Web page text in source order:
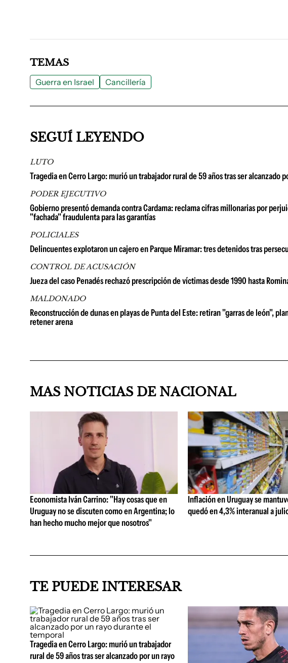
TEMAS
Guerra en Israel Cancillería
SEGUÍ LEYENDO
LUTO
Tragedia en Cerro Largo: murió un trabajador rural de 59 años tras ser alcanzado
PODER EJECUTIVO
Gobierno presentó demanda contra Cardama: reclama cifras millonarias por
"fachada" fraudulenta para las garantías
POLICIALES
Delincuentes explotaron un cajero en Parque Miramar: tres detenidos tras
CONTROL DE ACUSACIÓN
Jueza del caso Penadés rechazó prescripción de víctimas desde 1990 hasta
MALDONADO
Reconstrucción de dunas en playas de Punta del Este: retiran "garras de león",
retener arena
MAS NOTICIAS DE NACIONAL
Economista Iván Carrino: "Hay cosas que en
Uruguay no se discuten como en Argentina; lo
han hecho mucho mejor que nosotros"
Inflación en Uruguay se
quedó en 4,3% interanual a
TE PUEDE INTERESAR
Tragedia en Cerro Largo: murió un trabajador
rural de 59 años tras ser alcanzado por un rayo